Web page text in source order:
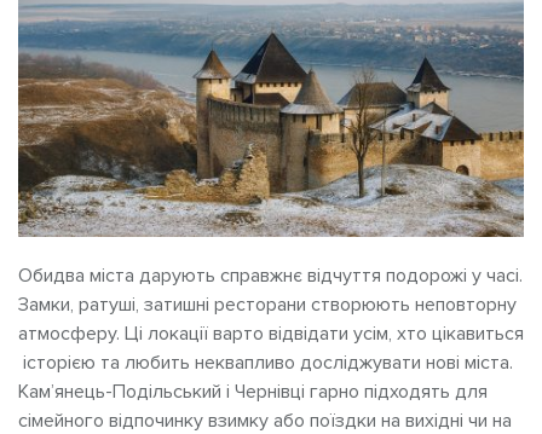
Обидва міста дарують справжнє відчуття подорожі у часі.
Замки, ратуші, затишні ресторани створюють неповторну
атмосферу. Ці локації варто відвідати усім, хто цікавиться
історією та любить неквапливо досліджувати нові міста.
Кам’янець-Подільський і Чернівці гарно підходять для
сімейного відпочинку взимку або поїздки на вихідні чи на